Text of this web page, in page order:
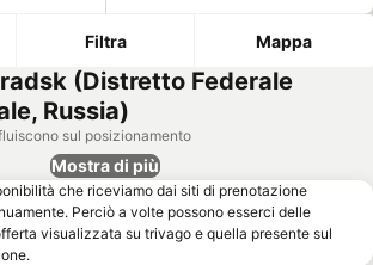
Filtra Mappa
(Distretto Federale
Russia)
sul posizionamento
Mostra di più
che riceviamo dai siti di prenotazione
Perciò a volte possono esserci delle
visualizzata su trivago e quella presente sul